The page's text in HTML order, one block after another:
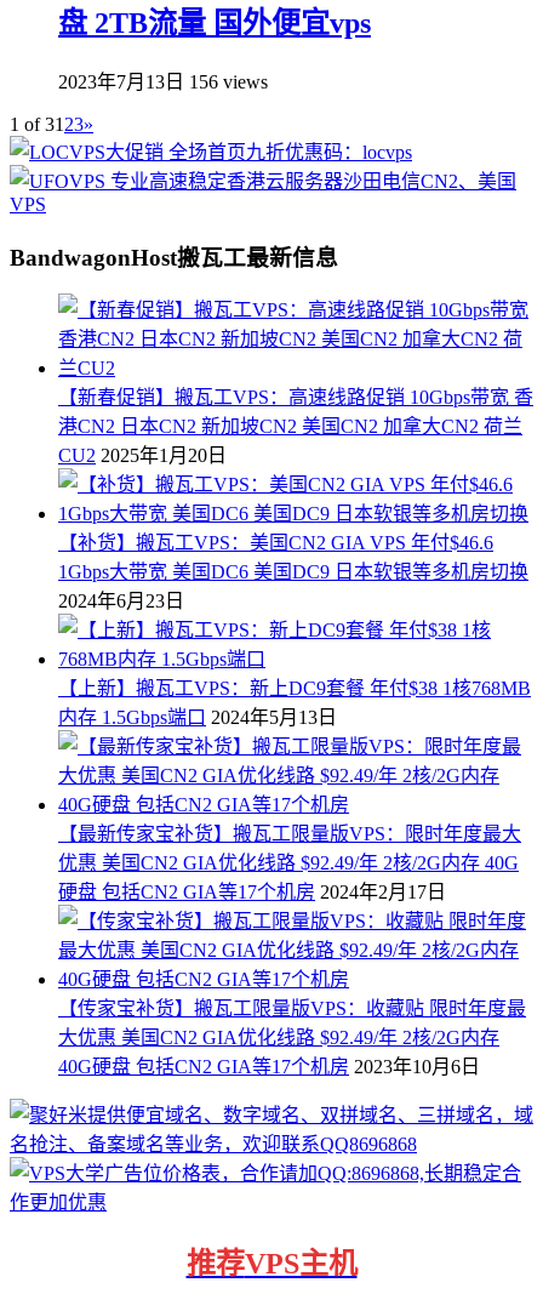
盘 2TB流量 国外便宜vps
2023年7月13日 156 views
1 of 31 23»
BandwagonHost搬瓦工最新信息
【新春促销】搬瓦工VPS：高速线路促销 10Gbps带宽 香
港CN2 日本CN2 新加坡CN2 美国CN2 加拿大CN2 荷兰
CU2 2025年1月20日
【补货】搬瓦工VPS：美国CN2 GIA VPS 年付$46.6
1Gbps大带宽 美国DC6 美国DC9 日本软银等多机房切换
2024年6月23日
【上新】搬瓦工VPS：新上DC9套餐 年付$38 1核768MB
内存 1.5Gbps端口 2024年5月13日
【最新传家宝补货】搬瓦工限量版VPS：限时年度最大
优惠 美国CN2 GIA优化线路 $92.49/年 2核/2G内存 40G
硬盘 包括CN2 GIA等17个机房 2024年2月17日
【传家宝补货】搬瓦工限量版VPS：收藏贴 限时年度最
大优惠 美国CN2 GIA优化线路 $92.49/年 2核/2G内存
40G硬盘 包括CN2 GIA等17个机房 2023年10月6日
推荐VPS主机